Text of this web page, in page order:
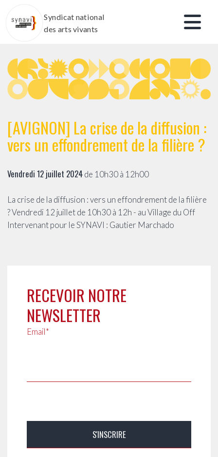
contenu
Syndicat national
des arts vivants
[AVIGNON] La crise de la diffusion :
vers un effondrement de la filière ?
Vendredi 12 juillet 2024de 10h30 à 12h00
La crise de la diffusion : vers un effondrement de la filière
?Vendredi 12 juillet de 10h30 à 12h - au Village du Off
Intervenant pour le SYNAVI : Gautier Marchado
RECEVOIR NOTRE
NEWSLETTER
Email*